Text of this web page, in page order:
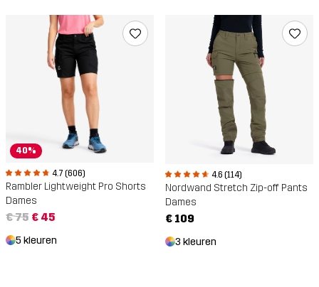
40%
4.7 (606)
Rambler Lightweight Pro Shorts
Dames
€ 75 € 45
5 kleuren
4.6 (114)
Nordwand Stretch Zip-off Pants
Dames
€ 109
3 kleuren